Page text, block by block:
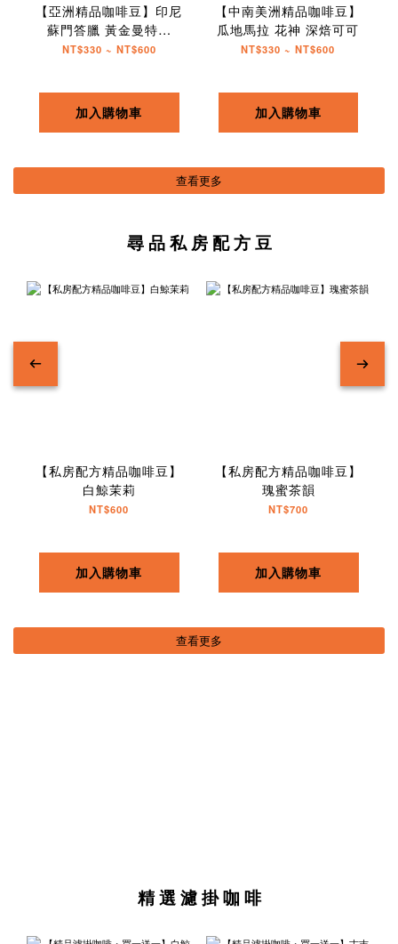
【亞洲精品咖啡豆】印尼
蘇門答臘 黃金曼特寧
AAA
NT$330 ~ NT$600
加入購物車
【中南美洲精品咖啡豆】
瓜地馬拉 花神 深焙可可
NT$330 ~ NT$600
加入購物車
查看更多
尋 品 私 房 配 方 豆
【私房配方精品咖啡豆】
白鯨茉莉
NT$600
加入購物車
【私房配方精品咖啡豆】
瑰蜜茶韻
NT$700
加入購物車
查看更多
精 選 濾 掛 咖 啡